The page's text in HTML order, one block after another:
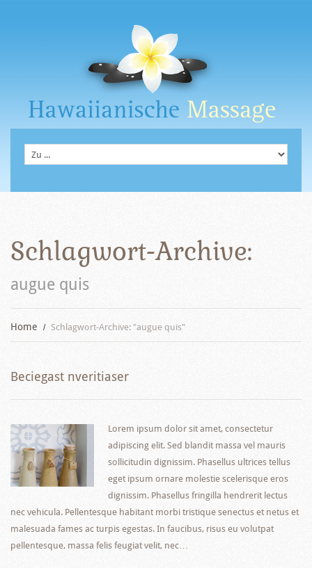
Schlagwort-Archive:
augue quis
Home Schlagwort-Archive: "augue quis"
Beciegast nveritiaser
Lorem ipsum dolor sit amet, consectetur
adipiscing elit. Sed blandit massa vel mauris
sollicitudin dignissim. Phasellus ultrices tellus
eget ipsum ornare molestie scelerisque eros
dignissim. Phasellus fringilla hendrerit lectus
nec vehicula. Pellentesque habitant morbi tristique senectus et netus et
malesuada fames ac turpis egestas. In faucibus, risus eu volutpat
pellentesque, massa felis feugiat velit, nec…